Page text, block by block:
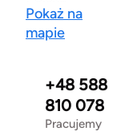
Pokaż na
mapie
+48 588
810 078
Pracujemy